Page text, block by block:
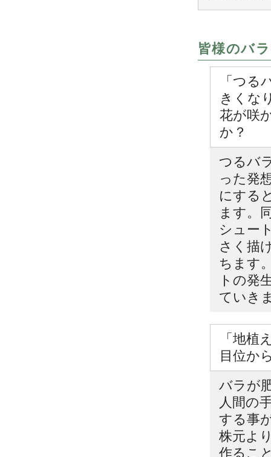
皆様のバ
「つる
きくな
花が咲
か？
つるバ
った発
にする
ます。
シュー
さく描
ちます
トの発
ていき
「地植
目位か
バラが
人間の
する事
株元よ
作るこ